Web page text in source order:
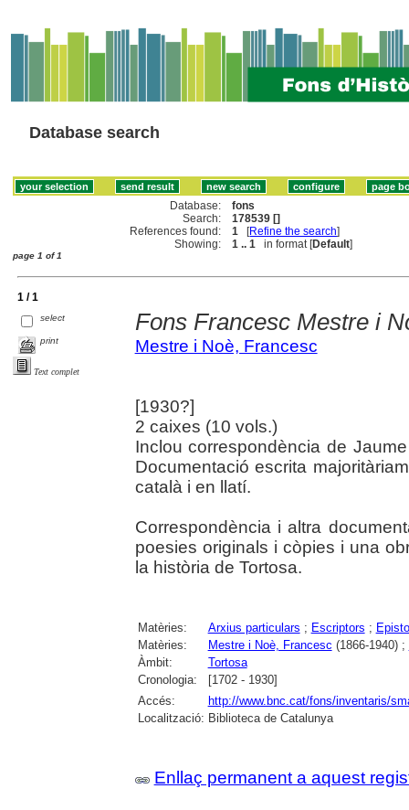
Database search
Database:
fons
Search:
178539 []
References found:
1 [Refine the search]
Showing:
1 .. 1 in format [Default]
page 1 of 1
1 / 1
select
print
Text complet
Fons Francesc Mestre i
Mestre i Noè, Francesc
[1930?]
2 caixes (10 vols.)
Inclou correspondència de
Documentació escrita
català i en llatí.
Correspondència i altra
poesies originals i còpies i una
la història de Tortosa.
Matèries: Arxius particulars ; Escriptors ;
Matèries:
Mestre i Noè, Francesc (1866-1940) ;
Àmbit:
Tortosa
Cronologia:
[1702 - 1930]
Accés:
http://www.bnc.cat/fons/inventaris/
Localització: Biblioteca de Catalunya
Enllaç permanent a aquest